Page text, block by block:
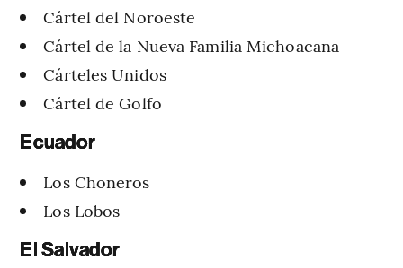
Cártel del Noroeste
Cártel de la Nueva Familia Michoacana
Cárteles Unidos
Cártel de Golfo
Ecuador
Los Choneros
Los Lobos
El Salvador